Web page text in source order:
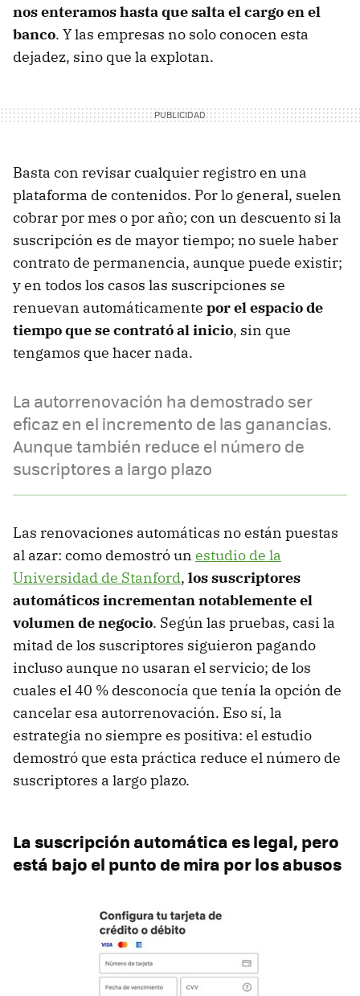
nos enteramos hasta que salta el cargo en el
banco. Y las empresas no solo conocen esta
dejadez, sino que la explotan.
Basta con revisar cualquier registro en una
plataforma de contenidos. Por lo general, suelen
cobrar por mes o por año; con un descuento si la
suscripción es de mayor tiempo; no suele haber
contrato de permanencia, aunque puede existir;
y en todos los casos las suscripciones se
renuevan automáticamente por el espacio de
tiempo que se contrató al inicio, sin que
tengamos que hacer nada.
La autorrenovación ha demostrado ser
eficaz en el incremento de las ganancias.
Aunque también reduce el número de
suscriptores a largo plazo
Las renovaciones automáticas no están puestas
al azar: como demostró un estudio de la
Universidad de Stanford, los suscriptores
automáticos incrementan notablemente el
volumen de negocio. Según las pruebas, casi la
mitad de los suscriptores siguieron pagando
incluso aunque no usaran el servicio; de los
cuales el 40 % desconocía que tenía la opción de
cancelar esa autorrenovación. Eso sí, la
estrategia no siempre es positiva: el estudio
demostró que esta práctica reduce el número de
suscriptores a largo plazo.
La suscripción automática es legal, pero
está bajo el punto de mira por los abusos